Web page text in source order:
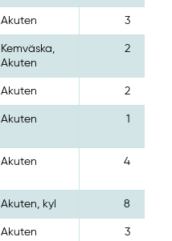
Akuten 3
Kemväska,
Akuten
2
Akuten 2
Akuten 1
Akuten 4
Akuten, kyl 8
Akuten 3